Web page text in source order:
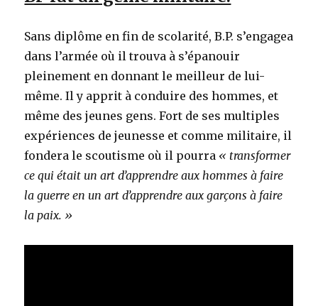
Sans diplôme en fin de scolarité, B.P. s’engagea
dans l’armée où il trouva à s’épanouir
pleinement en donnant le meilleur de lui-
même. Il y apprit à conduire des hommes, et
même des jeunes gens. Fort de ses multiples
expériences de jeunesse et comme militaire, il
fondera le scoutisme où il pourra « transformer
ce qui était un art d’apprendre aux hommes à faire
la guerre en un art d’apprendre aux garçons à faire
la paix. »